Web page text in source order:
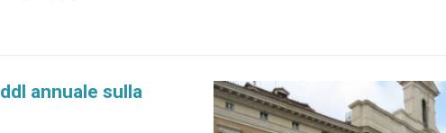
annuale sulla